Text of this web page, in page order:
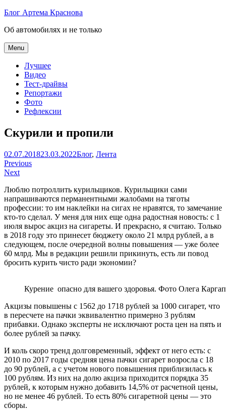
Skip
content
Блог Артема Краснова
Об автомобилях и не только
Menu
Лучшее
Видео
Тест-драйвы
Репортажи
Фото
Рефлексии
Скурили и пропили
Артем
Краснов
02.07.201823.03.2022Блог, Лента
Навигация
по
записям
Previous
Next
Люблю потроллить курильщиков. Курильщики сами
напрашиваются перманентными жалобами на тяготы
профессии: то им наклейки на сигах не нравятся, то замечание
кто-то сделал. У меня для них еще одна радостная новость: с 1
июля вырос акциз на сигареты. И прекрасно, я считаю. Только
в 2018 году это принесет бюджету около 21 млрд рублей, а в
следующем, после очередной волны повышения — уже более
60 млрд. Мы в редакции решили прикинуть, есть ли повод
бросить курить чисто ради экономии?
Курение опасно для вашего здоровья. Фото Олега
Акцизы повышены с 1562 до 1718 рублей за 1000 сигарет, что
в пересчете на пачки эквивалентно примерно 3 рублям
прибавки. Однако эксперты не исключают роста цен на пять и
более рублей за пачку.
И коль скоро тренд долговременный, эффект от него есть: с
2010 по 2017 годы средняя цена пачки сигарет возросла с 18
до 90 рублей, а с учетом нового повышения приблизилась к
100 рублям. Из них на долю акциза приходится порядка 35
рублей, к которым нужно добавить 14,5% от расчетной цены,
но не менее 46 рублей. То есть 80% сигаретной цены — это
сборы.